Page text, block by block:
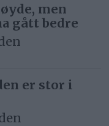
men
gått bedre
er stor i